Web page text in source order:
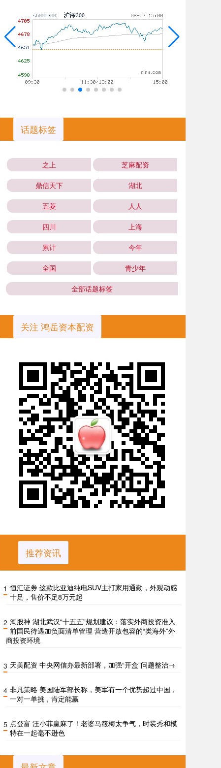
话题标签
之上 芝麻配资
鼎信天下 湖北
五菱 人人
四川 上海
累计 今年
全国 青少年
全部话题标签
关注 鸿岳资本配资
推荐资讯
1 恒汇证券 这款比亚迪纯电SUV主打家用通勤，外观动感
十足，售价不足8万元起
2 淘股神 湖北武汉“十五五”规划建议：落实外商投资准入
前国民待遇加负面清单管理 营造开放包容的“类海外”外
商投资环境
3 天美配资 中央网信办最新部署，加强“开盒”问题整治→
4 非凡策略 美国陆军部长称，美军有一个优势超过中国，
一对一单挑，肯定能赢
5 点登富 汪小菲赢麻了！老婆马筱梅太争气，时装秀和模
特在一起毫不逊色